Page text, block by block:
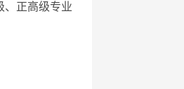
、正高级专业